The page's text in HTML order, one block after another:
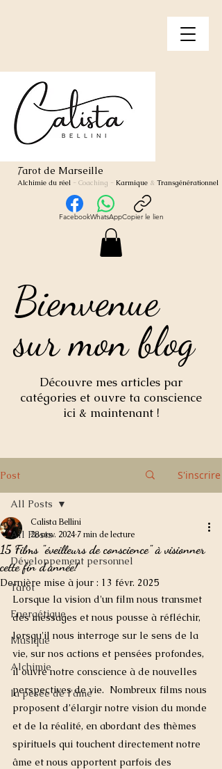
Tarot de Marseille
Alchimie du réel - Coaching - Karmique & Transgénérationnel
FacebookWhatsAppCopier le lien
Bienvenue
sur mon blog
Bienvenue
sur mon blog
Découvre mes articles par
catégories et ouvre ta conscience
ici & maintenant !
Post S'inscrire
All Posts
Développement personnel
Tarot
Energétique
Musique
Alchimie
la pesée de l'âme
All Posts
15 Films "éveilleurs de conscience" à visionner
cette fin d'année!
Calista Bellini
28 nov. 2024 7 min de lecture
Dernière mise à jour : 13 févr. 2025
Lorsque la vision d'un film nous transmet
des messages et nous pousse à réfléchir,
lorsqu'il nous interroge sur le sens de la
vie, sur nos actions et pensées profondes,
il ouvre notre conscience à de nouvelles
perspectives de vie.  Nombreux films nous
proposent d’élargir notre vision du monde
et de la réalité, en abordant des thèmes
spirituels qui touchent directement notre
âme et nous apportent parfois des